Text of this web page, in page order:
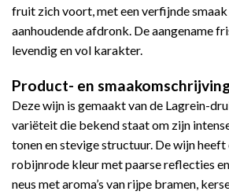
fruit zich voort, met een verfijnde smaak
aanhoudende afdronk. De aangename
levendig en vol karakter.
Product- en
Deze wijn is gemaakt van de Lagrein-
variëteit die bekend staat om zijn
tonen en stevige structuur. De wijn heeft
robijnrode kleur met paarse reflecties
neus met aroma’s van rijpe bramen,